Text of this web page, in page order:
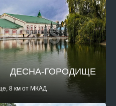
ДЕСНА-ГОРОДИЩЕ
8 км от МКАД